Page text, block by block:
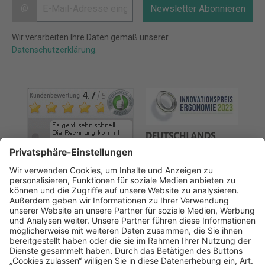
Newsletter Abonnieren
Wir verarbeiten Ihre Daten gemäß unserer
Datenschutzerklärung